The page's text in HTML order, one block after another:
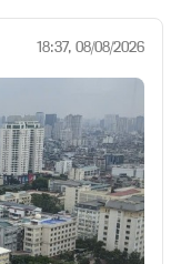
18:37, 08/08/2026